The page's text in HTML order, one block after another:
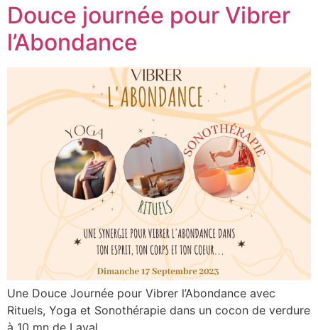
Douce journée pour Vibrer
l’Abondance
Une Douce Journée pour Vibrer l’Abondance avec
Rituels, Yoga et Sonothérapie dans un cocon de verdure
à 10 mn de Laval